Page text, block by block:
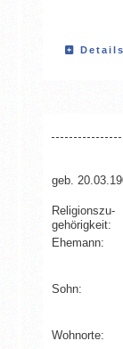
Details
geb.
Religionszu­
gehörigkeit:
Ehemann:
Sohn:
Wohnorte: